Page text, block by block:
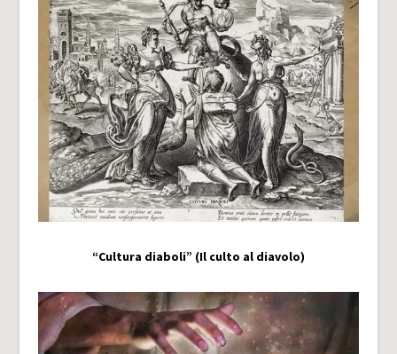
“Cultura diaboli” (Il culto al diavolo)